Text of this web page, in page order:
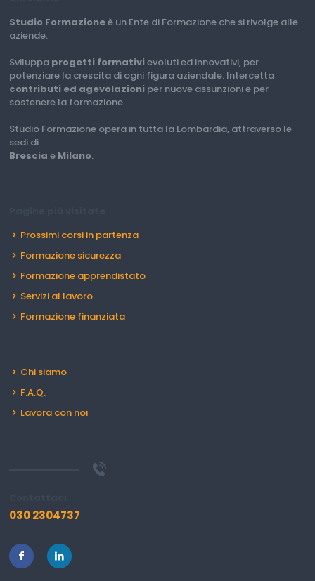
Studio Formazioneè un Ente di Formazione che si rivolge alle
aziende.
Sviluppa progetti formativi evoluti ed innovativi, per
potenziare la crescita di ogni figura aziendale. Intercetta
contributi ed agevolazioni per nuove assunzioni e per
sostenere la formazione.
Studio Formazione opera in tutta la Lombardia, attraverso le
sedi di
Brescia e Milano.
Prossimi corsi in partenza
Formazione sicurezza
Formazione apprendistato
Servizi al lavoro
Formazione finanziata
Chi siamo
F.A.Q.
Lavora con noi
030 2304737